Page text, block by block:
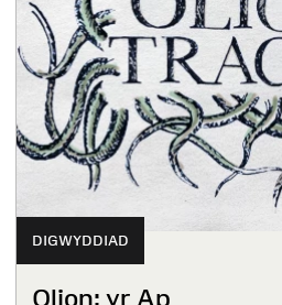
DIGWYDDIAD
Olion: yr Ap